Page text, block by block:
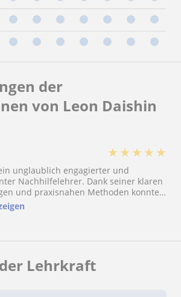
der
von Leon Daishin
★ ★ ★ ★ ★
unglaublich engagierter und
Nachhilfelehrer. Dank seiner klaren
und praxisnahen Methoden konnte
Mathe-Noten deutlich verbessern –
3 auf eine 1! Er macht den Unterricht
Lehrkraft